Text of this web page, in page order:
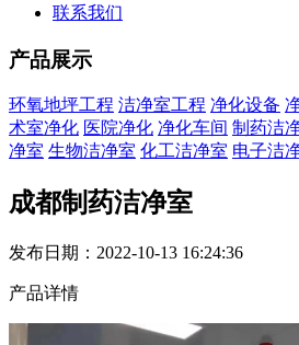
联系我们
产品展示
环氧地坪工程 洁净室工程 净化设备
术室净化 医院净化 净化车间 制药洁
净室 生物洁净室 化工洁净室 电子洁
成都制药洁净室
发布日期：2022-10-13 16:24:36
产品详情